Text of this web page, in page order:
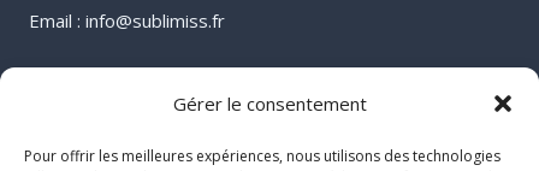
Gérer le consentement
Pour offrir les meilleures expériences, nous utilisons des technologies
Email : info@sublimiss.fr